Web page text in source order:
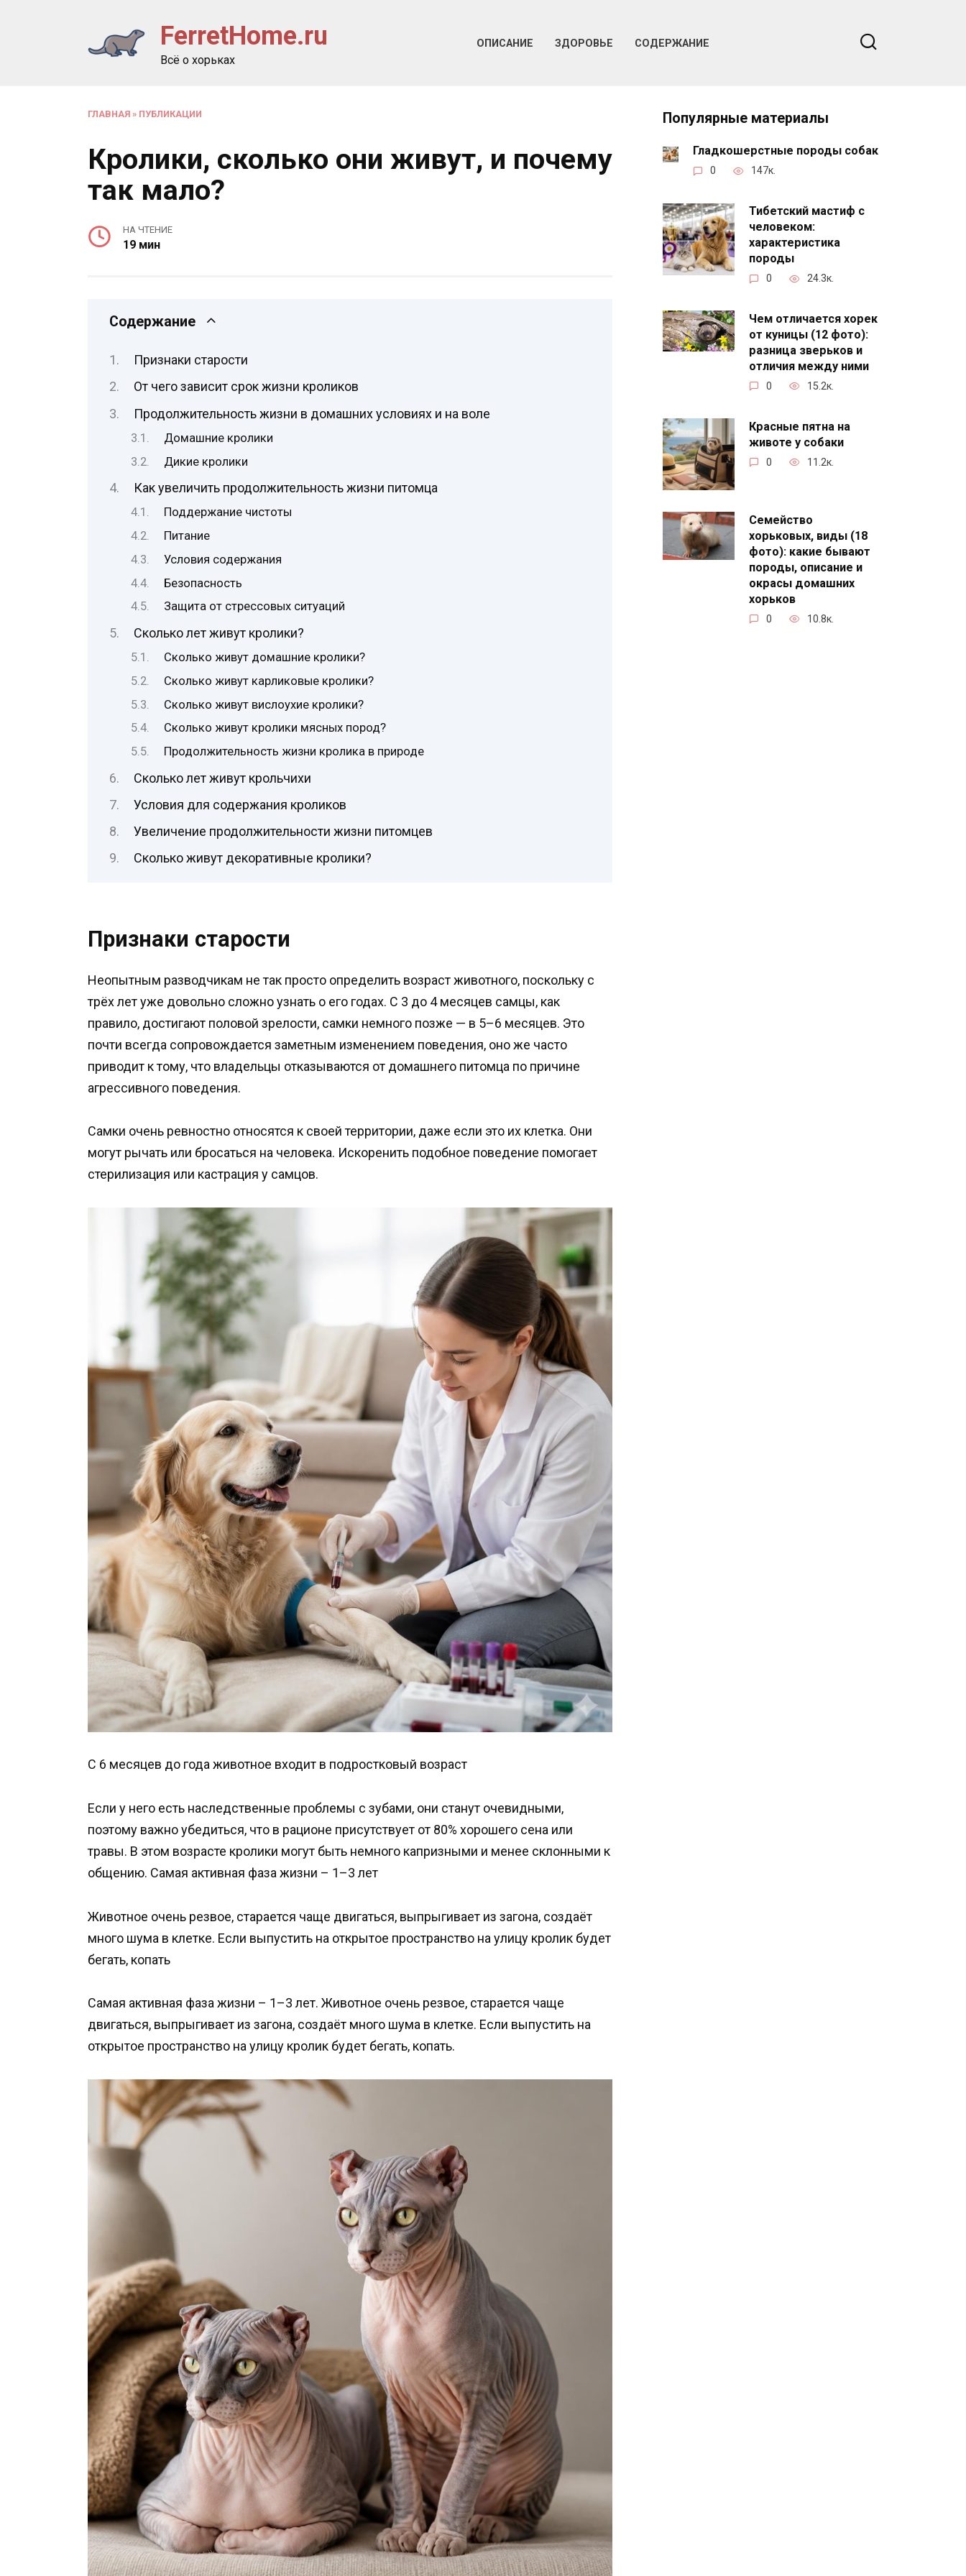
FerretHome.ru
Всё о хорьках
ОПИСАНИЕ ЗДОРОВЬЕ СОДЕРЖАНИЕ
ГЛАВНАЯ » ПУБЛИКАЦИИ
Кролики, сколько они живут, и почему
так мало?
НА ЧТЕНИЕ
19 мин
Содержание
Признаки старости
От чего зависит срок жизни кроликов
Продолжительность жизни в домашних условиях и на воле
Домашние кролики
Дикие кролики
Как увеличить продолжительность жизни питомца
Поддержание чистоты
Питание
Условия содержания
Безопасность
Защита от стрессовых ситуаций
Сколько лет живут кролики?
Сколько живут домашние кролики?
Сколько живут карликовые кролики?
Сколько живут вислоухие кролики?
Сколько живут кролики мясных пород?
Продолжительность жизни кролика в природе
Сколько лет живут крольчихи
Условия для содержания кроликов
Увеличение продолжительности жизни питомцев
Сколько живут декоративные кролики?
Признаки старости
Неопытным разводчикам не так просто определить возраст животного, поскольку с
трёх лет уже довольно сложно узнать о его годах. С 3 до 4 месяцев самцы, как
правило, достигают половой зрелости, самки немного позже — в 5–6 месяцев. Это
почти всегда сопровождается заметным изменением поведения, оно же часто
приводит к тому, что владельцы отказываются от домашнего питомца по причине
агрессивного поведения.
Самки очень ревностно относятся к своей территории, даже если это их клетка. Они
могут рычать или бросаться на человека. Искоренить подобное поведение помогает
стерилизация или кастрация у самцов.
С 6 месяцев до года животное входит в подростковый возраст
Если у него есть наследственные проблемы с зубами, они станут очевидными,
поэтому важно убедиться, что в рационе присутствует от 80% хорошего сена или
травы. В этом возрасте кролики могут быть немного капризными и менее склонными к
общению. Самая активная фаза жизни – 1–3 лет
Животное очень резвое, старается чаще двигаться, выпрыгивает из загона, создаёт
много шума в клетке. Если выпустить на открытое пространство на улицу кролик будет
бегать, копать
Самая активная фаза жизни – 1–3 лет. Животное очень резвое, старается чаще
двигаться, выпрыгивает из загона, создаёт много шума в клетке. Если выпустить на
открытое пространство на улицу кролик будет бегать, копать.
Популярные материалы
Гладкошерстные породы собак
0 147к.
Тибетский мастиф с
человеком:
характеристика
породы
0 24.3к.
Чем отличается хорек
от куницы (12 фото):
разница зверьков и
отличия между ними
0 15.2к.
Красные пятна на
животе у собаки
0 11.2к.
Семейство
хорьковых, виды (18
фото): какие бывают
породы, описание и
окрасы домашних
хорьков
0 10.8к.